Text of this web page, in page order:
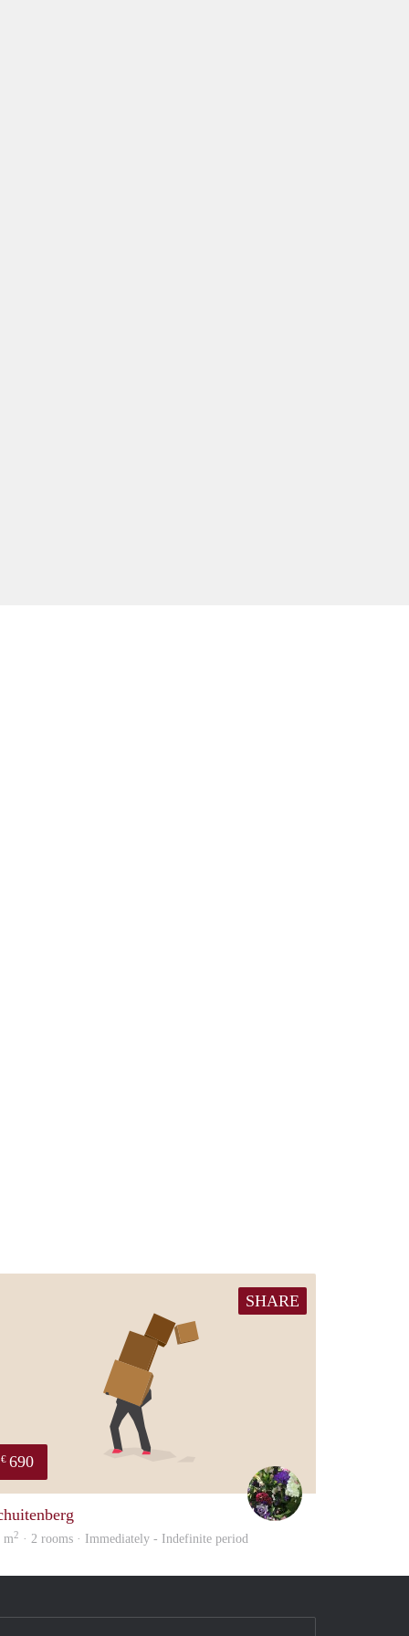
SHARE
€ 690
m2 · 2 rooms · Immediately - Indefinite period